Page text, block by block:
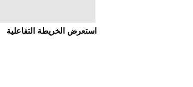
اﺳﺘﻌﺮﺽ اﻟﺨﺮﻳﻄﺔ اﻟﺘﻔﺎﻋﻠﻴﺔ